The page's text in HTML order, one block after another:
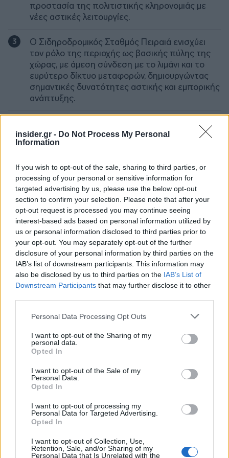
insider.gr - Do Not Process My Personal
Information
If you wish to opt-out of the sale, sharing to third parties, or
processing of your personal or sensitive information for
targeted advertising by us, please use the below opt-out
section to confirm your selection. Please note that after your
opt-out request is processed you may continue seeing
interest-based ads based on personal information utilized by
us or personal information disclosed to third parties prior to
your opt-out. You may separately opt-out of the further
disclosure of your personal information by third parties on the
IAB’s list of downstream participants. This information may
also be disclosed by us to third parties on the IAB’s List of
Downstream Participants that may further disclose it to other
Please note that this website/app uses one or more Google
not limited to your visit or usage behaviour. You may click to
grant or deny consent to Google and its third-party tags to
use your data for below specified purposes in below Google
consent section.
Personal Data Processing Opt Outs
I want to opt-out of the Sharing of my
personal data.
Opted In
I want to opt-out of the Sale of my
Personal Data.
Opted In
I want to opt-out of processing my
Personal Data for Targeted Advertising.
Opted In
I want to opt-out of Collection, Use,
Retention, Sale, and/or Sharing of my
Personal Data that Is Unrelated with the
προστασία της πολιτιστικής κληρονομιάς με
νέες αστικές λειτουργίες.
Ο Σιδηροδρομικός Σταθμός Πειραιά ενισχύει
τον ρόλο της περιοχής ως βασικής πύλης της
χώρας, με άμεση σύνδεση με το λιμάνι και το
ευρύτερο δίκτυο μεταφορών, δημιουργώντας
σημαντικές δυνατότητες αστικής και εμπορικής
ανάπτυξης.
Ο Νέος Επιβατικός Σιδηροδρομικός Σταθμός
Θεσσαλονίκης, αποτελεί έργο αστικού
μετασχηματισμού με κομβική σύνδεση με το
οδικές αρτηρίες της πόλης, συγκεντρώνοντας
όλα τα χαρακτηριστικά ενός σύγχρονου,
πολυλειτουργικού μητροπολιτικού κόμβου.
Στρατηγικός μετασχηματισμός και
επενδυτική προοπτική
Η πρωτοβουλία εντάσσεται στη στρατηγική της
ΓΑΙΑΟΣΕ για την αναβάθμιση της σιδηροδρομικής
ακίνητης περιουσίας σε σύγχρονα, λειτουργικά και
επενδυτικά ώριμα έργα, που συνδέουν τις
μεταφορικές υποδομές με την αστική ανάπτυξη
και την πραγματική οικονομία. Ο
Διευθύνων
Σύμβουλος της ΓΑΙΑΟΣΕ, Παναγιώτης
Μπαλωμένος
κατάθεση των φακέλων πολεοδομικής ωρίμανσης
για τους τέσσερις σημαντικότερους
διαμορφώνεται ένα πλήρες και θεσμικά
κατοχυρωμένο πλαίσιο που μας επιτρέπει να
περάσουμε από τον σχεδιασμό στην υλοποίηση.
Αντιμετωπίζουμε τους σιδηροδρομικούς